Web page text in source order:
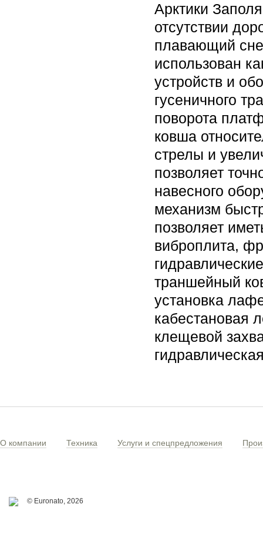
Арктики
отсутствии
плавающий
использован
устройств и
гусеничного
поворота
ковша
стрелы и
позволяет
навесного
механизм
позволяет
виброплита,
траншейный
установка
кабестановая
клещевой
О компании Техника Услуги и спецпредложения
© Euronato, 2026